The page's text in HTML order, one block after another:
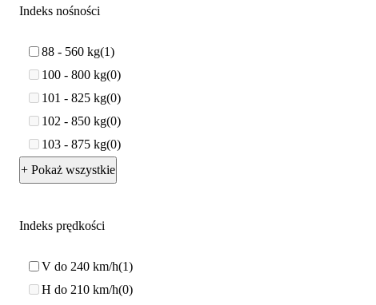
Indeks nośności
88 - 560 kg 1
100 - 800 kg 0
101 - 825 kg 0
102 - 850 kg 0
103 - 875 kg 0
+ Pokaż wszystkie
Indeks prędkości
V do 240 km/h 1
H do 210 km/h 0